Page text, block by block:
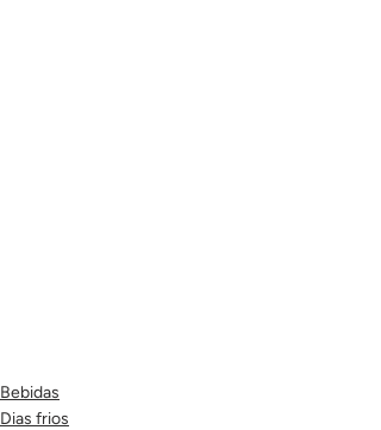
Bebidas
Dias frios